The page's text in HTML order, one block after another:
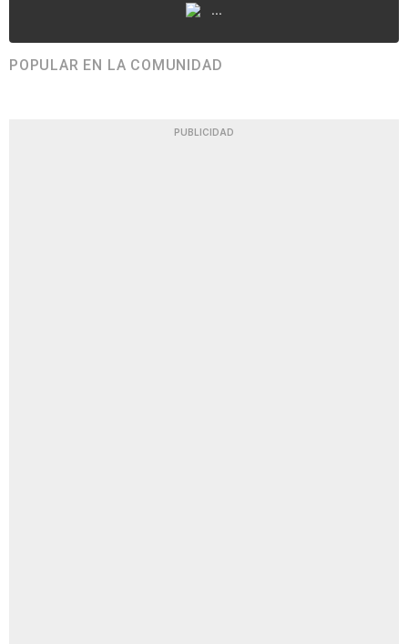
...
POPULAR EN LA COMUNIDAD
PUBLICIDAD